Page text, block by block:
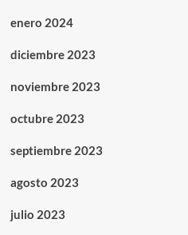
enero 2024
diciembre 2023
noviembre 2023
octubre 2023
septiembre 2023
agosto 2023
julio 2023